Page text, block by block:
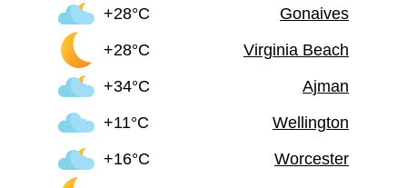
+28°C
Gonaives
+28°C
Virginia Beach
+34°C
Ajman
+11°C
Wellington
+16°C
Worcester